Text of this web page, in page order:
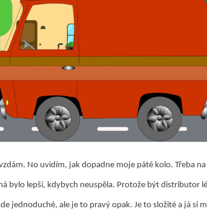
No uvidím, jak dopadne moje páté kolo. Třeba
bylo lepší, kdybych neuspěla. Protože být distributor
jednoduché, ale je to pravý opak. Je to složité a já si